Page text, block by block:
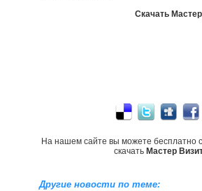
Скачать
На нашем сайте вы можете бесплатно
скачать Мастер
Другие новости по теме: